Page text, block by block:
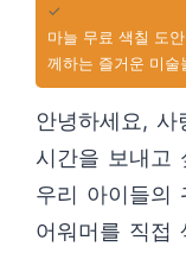
✓
마늘 무료 색칠 도
께하는 즐거운 미술
안녕하세요, 사
시간을 보내고
우리 아이들의
어워머를 직접